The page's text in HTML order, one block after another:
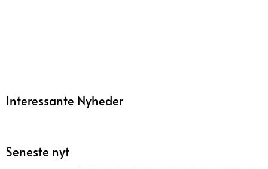
Interessante Nyheder
Seneste nyt